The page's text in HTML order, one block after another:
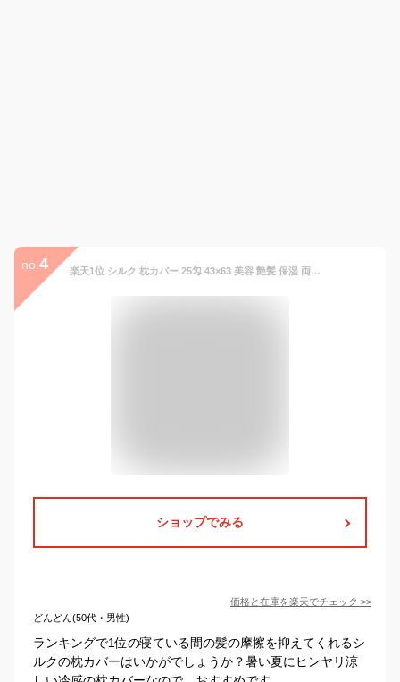
no. 4 楽天1位 シルク 枕カバー 25匁 43×63 美容 艶髪 保湿 両面 ファスナー式 封筒式 シルク枕カバー 枕カバー シルク100％ シルクまくらカバー 滑らか 柔らか 洗える 可愛い 冷感 絹 枕 ピローケース ピロケース まくらカバー
ショップでみる
価格と在庫を楽天でチェック >>
どんどん(50代・男性)
ランキングで1位の寝ている間の髪の摩擦を抑えてくれるシ
ルクの枕カバーはいかがでしょうか？暑い夏にヒンヤリ涼